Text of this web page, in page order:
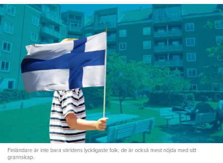
Finländare är inte bara världens lyckligaste folk, de är också mest nöjda med sitt
grannskap.